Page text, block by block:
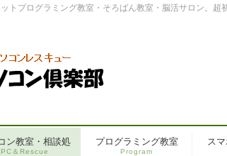
トプログラミング教室・そろばん教室・脳活サロン。
ン教室・相談処
PC＆Rescue
プログラミング教室
Program
ス